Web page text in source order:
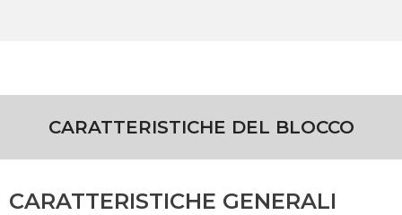
CARATTERISTICHE DEL BLOCCO
CARATTERISTICHE GENERALI